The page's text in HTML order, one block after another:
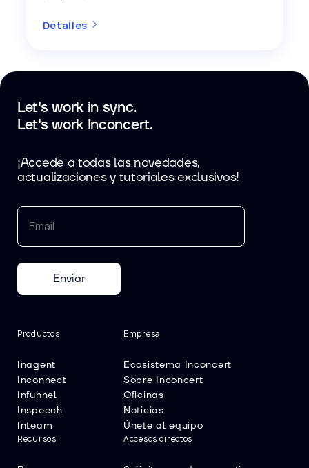
Detalles
Let's work in sync.
Let's work Inconcert.
¡Accede a todas las novedades,
actualizaciones y tutoriales exclusivos!
Enviar
Productos
Inagent
Inconnect
Infunnel
Inspeech
Inteam
Empresa
Ecosistema Inconcert
Sobre Inconcert
Oficinas
Noticias
Únete al equipo
Recursos Accesos directos